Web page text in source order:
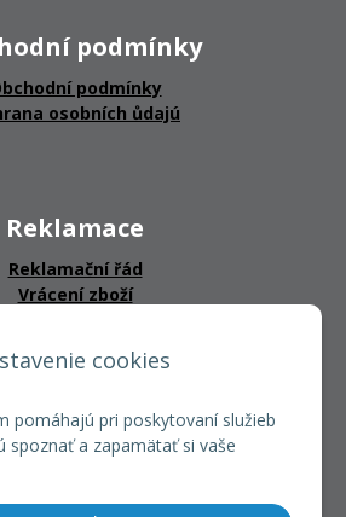
cookies
pomáhajú pri poskytovaní služieb
spoznať a zapamätať si vaše
podmínky
podmínky
osobních ůdajú
Reklamace
Reklamační řád
Vrácení zboží